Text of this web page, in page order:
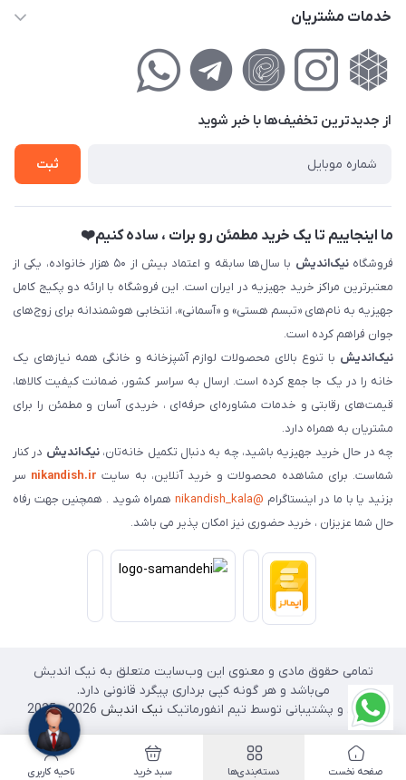
کوچه گلریز 4 غربی ، پلاک 13
حساب کاربری
لیست محصولات
خدمات مشتریان
راهنمای‌خرید‌آنلاین
حریم خصوصی
فروش‌اقساطی
از جدید‌ترین تخفیف‌ها با‌ خبر شوید
ثبت
ما اینجاییم تا یک خرید مطمئن رو برات ، ساده کنیم❤️
فروشگاهنیک‌اندیش
با سال‌ها سابقه و اعتماد بیش از ۵۰ هزار خانواده، یکی از
معتبرترین مراکز خرید جهیزیه در ایران است. این فروشگاه با ارائه دو پکیج کامل
جهیزیه به نام‌های «تبسم هستی» و «آسمانی»، انتخابی هوشمندانه برای زوج‌های
جوان فراهم کرده است.
نیک‌اندیش با تنوع بالای محصولات لوازم آشپزخانه و خانگی همه نیازهای یک
خانه را در یک جا جمع کرده است. ارسال به سراسر کشور، ضمانت کیفیت کالاها،
قیمت‌های رقابتی و خدمات مشاوره‌ای حرفه‌ای ، خریدی آسان و مطمئن را برای
مشتریان به همراه دارد.
چه در حال خرید جهیزیه باشید، چه به دنبال تکمیل خانه‌تان،نیک‌اندیش در کنار
شماست. برای مشاهده محصولات و خرید آنلاین، به سایت nikandish.ir سر
بزنید یا با ما در اینستاگرام @nikandish_kala
همراه شوید . همچنین جهت رفاه
حال شما عزیزان ، خرید حضوری نیز امکان پذیر می باشد.
تمامی حقوق مادی و معنوی این وب‌سایت متعلق به نیک اندیش
می‌باشد و هر گونه کپی برداری پیگرد قانونی دارد.
طراحی و پشتیبانی توسط تیم انفورماتیک نیک اندیش 2026 - 2025
صفحه نخست دسته‌بندی‌ها سبد خرید ناحیه کاربری